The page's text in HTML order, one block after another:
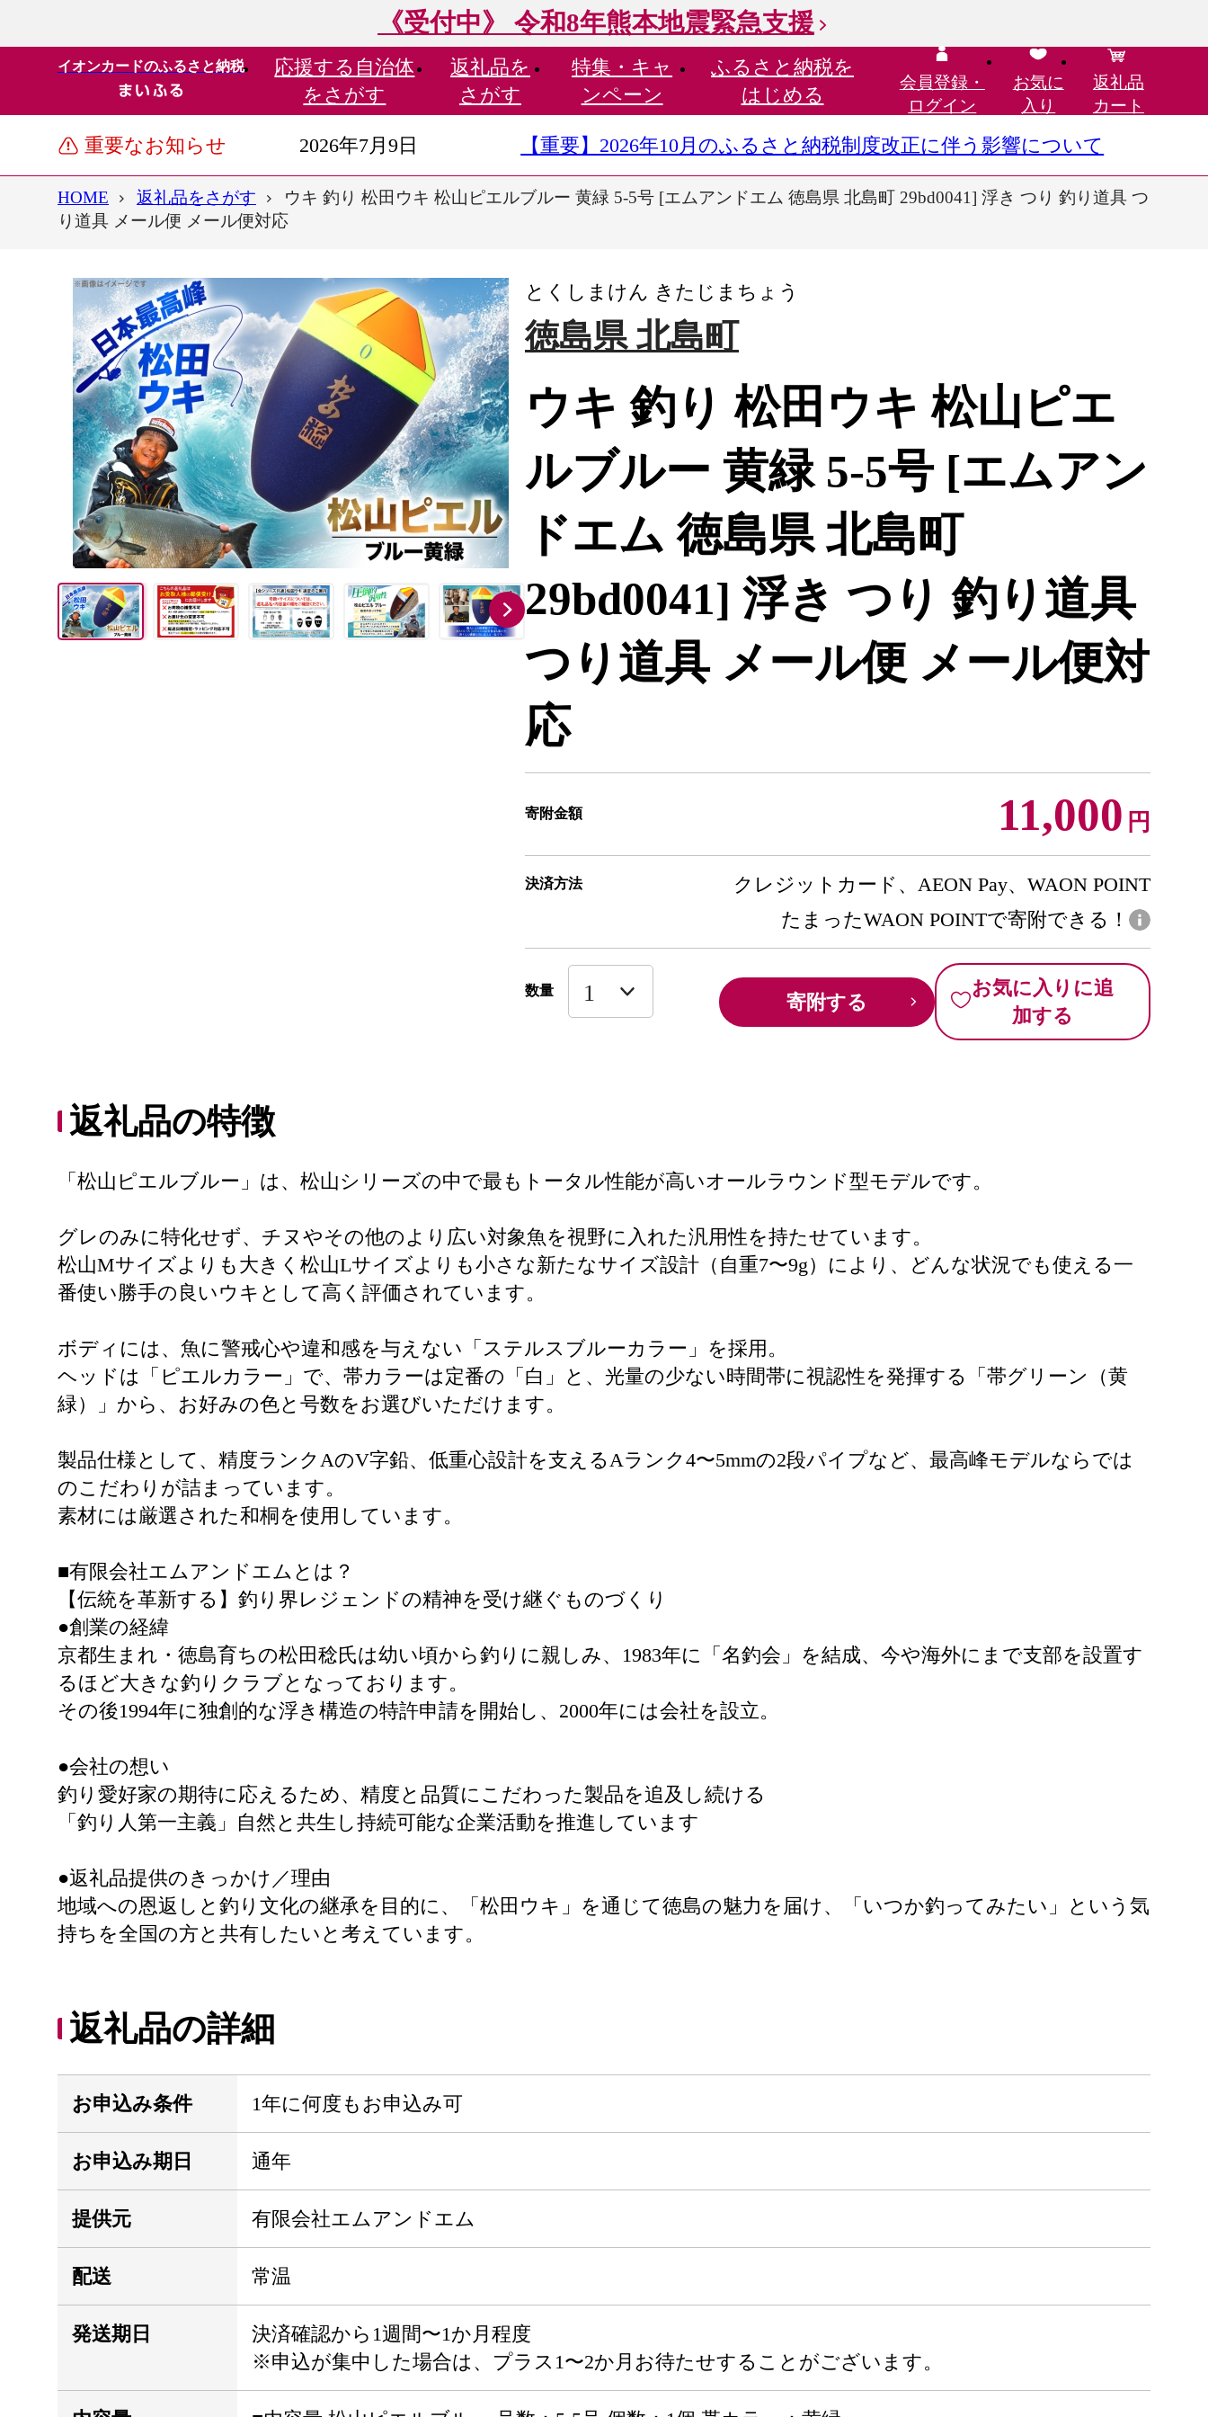
《受付中》 令和8年熊本地震緊急支援
イオンカードのふるさと納税 応援する 自治体
をさがす
返礼品を
さがす
特集・ キャ
ンペーン
ふるさと納税を
はじめる
会員登録・
ログイン
お気に
入り
返礼品
カート
重要なお知らせ 2026年7月9日 【重要】2026年10月のふるさと納税制度改正に伴う影響について
HOME 返礼品をさがす
ウキ 釣り 松田ウキ 松山ピエルブルー 黄緑 5-5号 [エムアンドエム 徳島県 北島町 29bd0041] 浮き つり 釣り道具 つ
り道具 メール便 メール便対応
とくしまけん きたじまちょう
徳島県 北島町
ウキ 釣り 松田ウキ 松山ピエ
ルブルー 黄緑 5-5号 [エムアン
ドエム 徳島県 北島町
29bd0041] 浮き つり 釣り道具
つり道具 メール便 メール便対
応
寄附金額 11,000 円
決済方法
クレジットカード、AEON Pay、WAON POINT
たまったWAON POINTで寄附できる！
数量 寄附する
お気に入りに追
加する
返礼品の特徴
「松山ピエルブルー」は、松山シリーズの中で最もトータル性能が高いオールラウンド型モデルです。
グレのみに特化せず、チヌやその他のより広い対象魚を視野に入れた汎用性を持たせています。
松山Mサイズよりも大きく松山Lサイズよりも小さな新たなサイズ設計（自重7〜9g）により、どんな状況でも使える一
番使い勝手の良いウキとして高く評価されています。
ボディには、魚に警戒心や違和感を与えない「ステルスブルーカラー」を採用。
ヘッドは「ピエルカラー」で、帯カラーは定番の「白」と、光量の少ない時間帯に視認性を発揮する「帯グリーン（黄
緑）」から、お好みの色と号数をお選びいただけます。
製品仕様として、精度ランクAのV字鉛、低重心設計を支えるAランク4〜5mmの2段パイプなど、最高峰モデルならでは
のこだわりが詰まっています。
素材には厳選された和桐を使用しています。
■有限会社エムアンドエムとは？
【伝統を革新する】釣り界レジェンドの精神を受け継ぐものづくり
●創業の経緯
京都生まれ・徳島育ちの松田稔氏は幼い頃から釣りに親しみ、1983年に「名釣会」を結成、今や海外にまで支部を設置す
るほど大きな釣りクラブとなっております。
その後1994年に独創的な浮き構造の特許申請を開始し、2000年には会社を設立。
●会社の想い
釣り愛好家の期待に応えるため、精度と品質にこだわった製品を追及し続ける
「釣り人第一主義」自然と共生し持続可能な企業活動を推進しています
●返礼品提供のきっかけ／理由
地域への恩返しと釣り文化の継承を目的に、「松田ウキ」を通じて徳島の魅力を届け、「いつか釣ってみたい」という気
持ちを全国の方と共有したいと考えています。
返礼品の詳細
お申込み条件 1年に何度もお申込み可
お申込み期日 通年
提供元 有限会社エムアンドエム
配送 常温
発送期日
決済確認から1週間〜1か月程度
※申込が集中した場合は、プラス1〜2か月お待たせすることがございます。